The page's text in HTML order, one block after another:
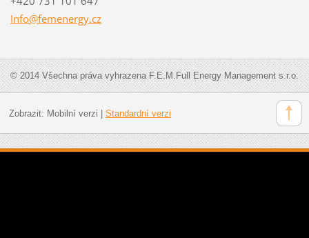
Info@femenergy.cz
© 2014 Všechna práva vyhrazena F.E.M.Full Energy Management s.r.o.
Zobrazit: Mobilní verzi Standardní verzi